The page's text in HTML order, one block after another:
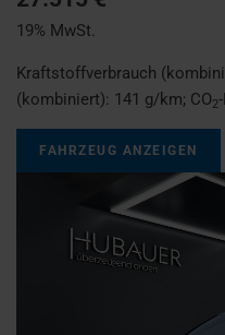
19% MwSt.
Kraftstoffverbrauch
(kombiniert): 141 g/km; CO2
FAHRZEUG ANZEIGEN